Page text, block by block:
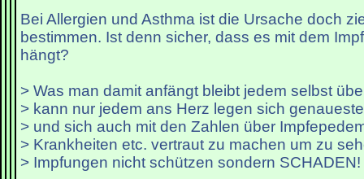
Bei Allergien und Asthma ist die Ursache doch
bestimmen. Ist denn sicher, dass es mit dem
hängt?
> Was man damit anfängt bleibt jedem selbst
> kann nur jedem ans Herz legen sich
> und sich auch mit den Zahlen über
> Krankheiten etc. vertraut zu machen um zu
> Impfungen nicht schützen sondern SCHADEN!